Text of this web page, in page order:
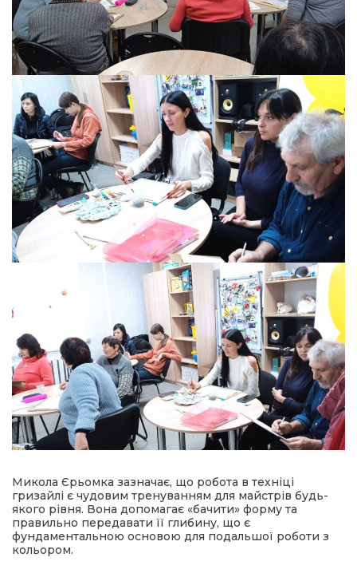
Микола Єрьомка зазначає, що робота в техніці
гризайлі є чудовим тренуванням для майстрів будь-
якого рівня. Вона допомагає «бачити» форму та
правильно передавати її глибину, що є
фундаментальною основою для подальшої роботи з
кольором.